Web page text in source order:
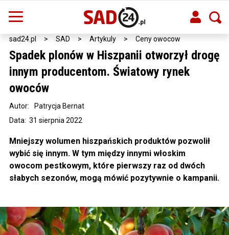
sad24.pl > SAD > Artykuly > Ceny owocow
Spadek plonów w Hiszpanii otworzył drogę
innym producentom. Światowy rynek
owoców
Data: 31 sierpnia 2022
Autor: Patrycja Bernat
Mniejszy wolumen hiszpańskich produktów pozwolił
wybić się innym. W tym między innymi włoskim
owocom pestkowym, które pierwszy raz od dwóch
słabych sezonów, mogą mówić pozytywnie o kampanii.